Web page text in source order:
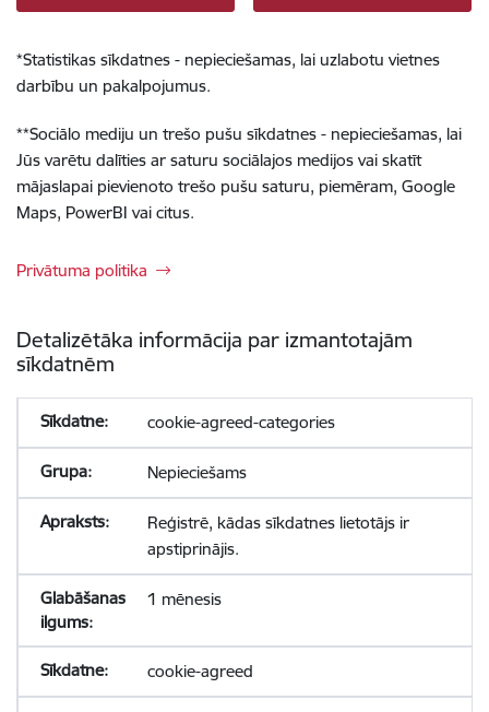
*Statistikas sīkdatnes - nepieciešamas, lai uzlabotu vietnes
darbību un pakalpojumus.
**Sociālo mediju un trešo pušu sīkdatnes - nepieciešamas, lai
Jūs varētu dalīties ar saturu sociālajos medijos vai skatīt
mājaslapai pievienoto trešo pušu saturu, piemēram, Google
Maps, PowerBI vai citus.
Privātuma politika
Detalizētāka informācija par izmantotajām
sīkdatnēm
cookie-agreed-categories
Nepieciešams
Reģistrē, kādas sīkdatnes lietotājs ir
apstiprinājis.
1 mēnesis
cookie-agreed